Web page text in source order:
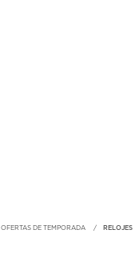
OFERTAS DE TEMPORADA RELOJES